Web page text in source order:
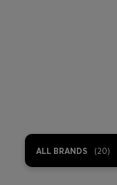
ALL BRANDS (20)